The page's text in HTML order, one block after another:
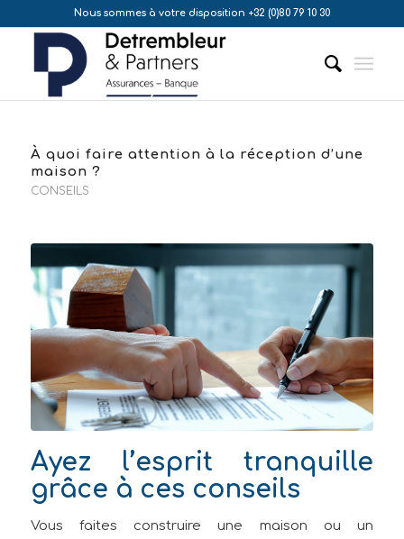
Nous sommes à votre disposition +32 (0)80 79 10 30
À quoi faire attention à la réception d’une
maison ?
CONSEILS
Ayez l’esprit tranquille
grâce à ces conseils
Vous faites construire une maison ou un